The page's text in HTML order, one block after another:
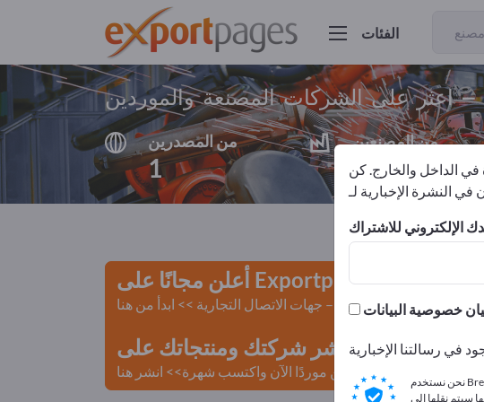
الفئات
اعثر على الشركات المصنعة والموردين
من المصدرين
1
من المصنعين
1
أعلن مجانًا على Exportpages!
– السلع المستعملة – جهات الاتصال التجارية >> ابدأ من هنا
انشر شركتك ومنتجاتك على Exportpages.
كن موردًا الآن واكتسب شهرة>> انشر هنا
في الداخل والخارج. كن
نحن نستخدم Brevo كمنصة تسويق لدينا. بالنقر أدناه لإرسال هذا النموذج ، فإنك تقر بأن المعلومات التي